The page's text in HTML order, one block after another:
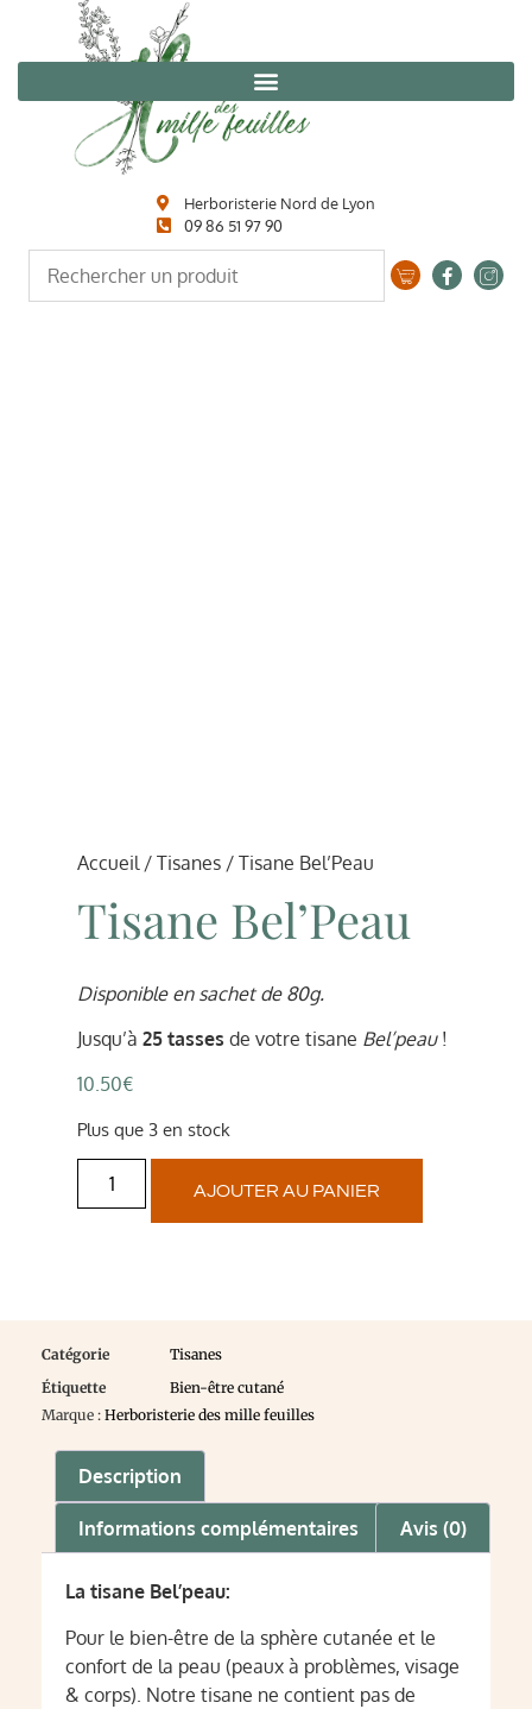
Herboristerie Nord de Lyon
09 86 51 97 90
Accueil / Tisanes / Tisane Bel’Peau
Tisane Bel’Peau
Disponible en sachet de 80g.
Jusqu’à 25 tasses de votre tisane Bel’peau!
10.50€
Plus que 3 en stock
AJOUTER AU PANIER
Catégorie
Tisanes
Étiquette
Bien-être cutané
Marque : Herboristerie des mille feuilles
Description
Informations complémentaires Avis (0)
La tisane Bel’peau:
Pour le bien-être de la sphère cutanée et le
confort de la peau (peaux à problèmes, visage
& corps). Notre tisane ne contient pas de